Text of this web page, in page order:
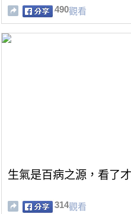
490觀看
生氣是百病之源，看了
314觀看